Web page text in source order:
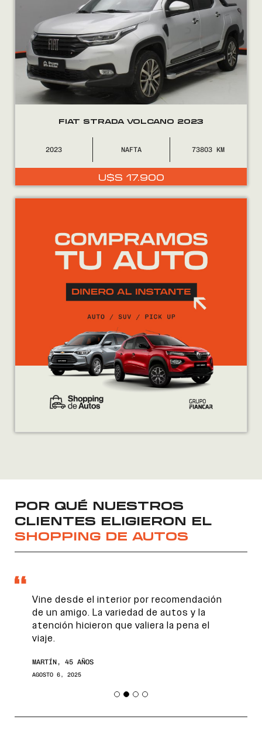
FIAT STRADA VOLCANO 2023
2023 NAFTA 73803
U$S 17.900
POR QUÉ NUESTROS
CLIENTES ELIGIERON EL
SHOPPING DE AUTOS
Vine desde el interior por recomendación
de un amigo. La variedad de autos y la
atención hicieron que valiera la pena el
viaje.
MARTÍN, 45 AÑOS
AGOSTO 6, 2025